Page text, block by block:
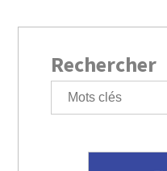
Rechercher